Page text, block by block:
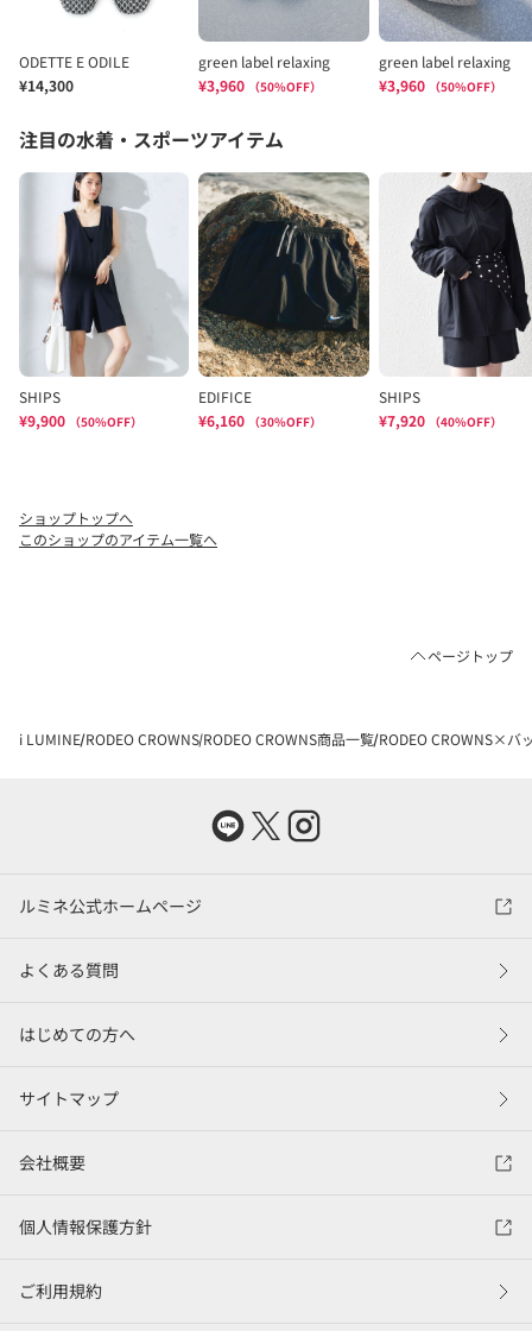
ショップトップへ
このショップのアイテム一覧へ
ページトップ
i LUMINE RODEO CROWNS RODEO CROWNS商品一覧 RODEO CROWNS×バ
ルミネ公式ホームページ
よくある質問
はじめての方へ
サイトマップ
会社概要
個人情報保護方針
ご利用規約